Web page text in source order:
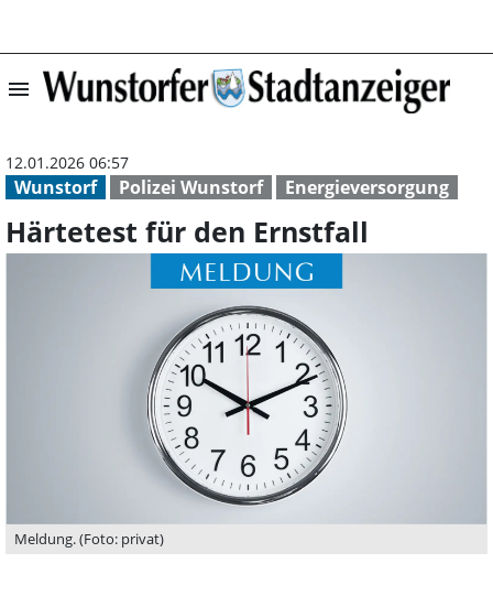
menu Härtetest für
Wunstorf Polizei Wunstorf Energieversorgung
12.01.2026 06:57
Härtetest für den Ernstfall
Meldung. (Foto: privat)